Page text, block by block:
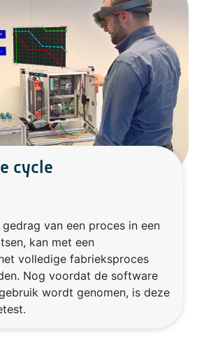
cycle
van een proces in een
kan met een
volledige fabrieksproces
Nog voordat de software
wordt genomen, is deze